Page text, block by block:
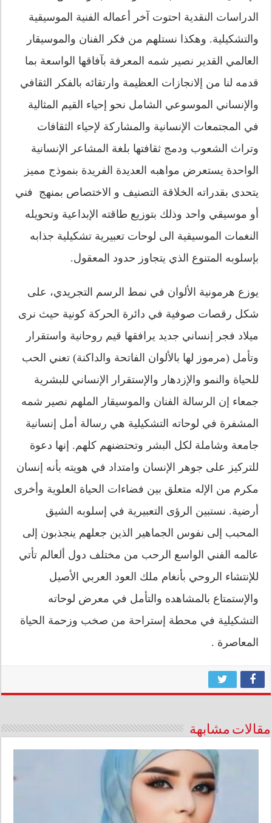
الدراسات النقدية احتوت آخر أعماله الفنية الموسيقية
والتشكيلية. وهكذا نستلهم من فكر الفنان والموسيقار
العالمي القدير نصير شمه المعرفة بآفاقها الواسعة بما
قدمه لنا من إلانجازات العظيمة وارتقائه بالفكر الثقافي
والإنساني الموسوعي الشامل نحو إحياء القيم المثالية
في المجتمعات الإنسانية والمشاركة لإحياء الثقافات
وتراث الشعوب ودمج ثقافتها بلغة المشاعر الإنسانية
الواحدة يستعرض مواهبه العديدة الفريدة بنموذج مميز
يتحدى بقدراته الخلاقة التصنيف و الاختصاص بمنهج فني
أو موسيقي واحد وذلك بتوزيع طاقته الإبداعية وتحويله
النغمات الموسيقية الى لوحات تعبيرية تشكيلية جذابه
بإسلوبه المتنوع الذي يتجاوز حدود المعقول.
يوزع هرمونية الألوان في نمط الرسم التجريدي، على
شكل رقصات صوفية في دائرة الحركة كونية حيث نرى
ميلاد فجر إنساني جديد يرافقها قيم روحانية واستقرار
وتأمل (مرموز لها بالألوان الفاتحة والداكنة) تعني الحب
للحياة والنمو والإزدهار والإستقرار الإنساني للبشرية
جمعاء إن الرسالة الفنان والموسيقار الملهم نصير شمه
المشفرة في لوحاته التشكيلية هي رسالة أمل إنسانية
جامعة وشاملة لكل البشر وتحتضنهم كلهم. إنها دعوة
للتركيز على جوهر الإنسان وامتداد في هويته بأنه إنسان
مكرم من الإله متعلق بين فضاءات الحياة العلوية وأخرى
أرضية. نستبين الرؤى التعبيرية في إسلوبه الشيق
المحبب إلى نفوس الجماهير الذين جعلهم ينجذبون إلى
عالمه الفني الواسع الرحب من مختلف دول ألعالم تأتي
للإنتشاء الروحي بأنغام ملك العود العربي الأصيل
والإستمتاع بالمشاهده والتأمل في معرض لوحاته
التشكيلية في محطة إستراحة من صخب وزحمة الحياة
المعاصرة .
مقالات مشابهة